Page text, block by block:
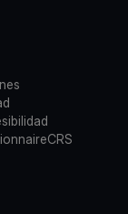
CRS